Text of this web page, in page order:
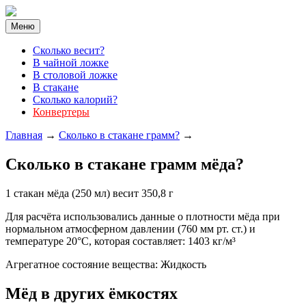
Меню
Cколько весит?
В чайной ложке
В столовой ложке
В стакане
Сколько калорий?
Конвертеры
Главная → Cколько в стакане грамм? →
Cколько в стакане грамм мёда?
1 стакан мёда (250 мл) весит 350,8 г
Для расчёта использовались данные о плотности мёда при
нормальном атмосферном давлении (760 мм рт. ст.) и
температуре 20°C, которая составляет: 1403 кг/м³
Агрегатное состояние вещества: Жидкость
Мёд в других ёмкостях